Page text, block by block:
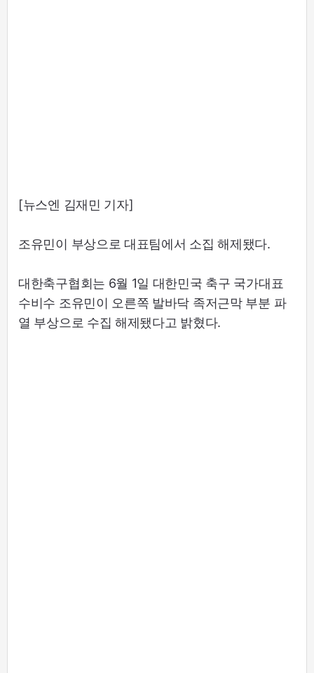
[뉴스엔 김재민 기자]
조유민이 부상으로 대표팀에서 소집 해제됐다.
대한축구협회는 6월 1일 대한민국 축구 국가대표
수비수 조유민이 오른쪽 발바닥 족저근막 부분 파
열 부상으로 수집 해제됐다고 밝혔다.